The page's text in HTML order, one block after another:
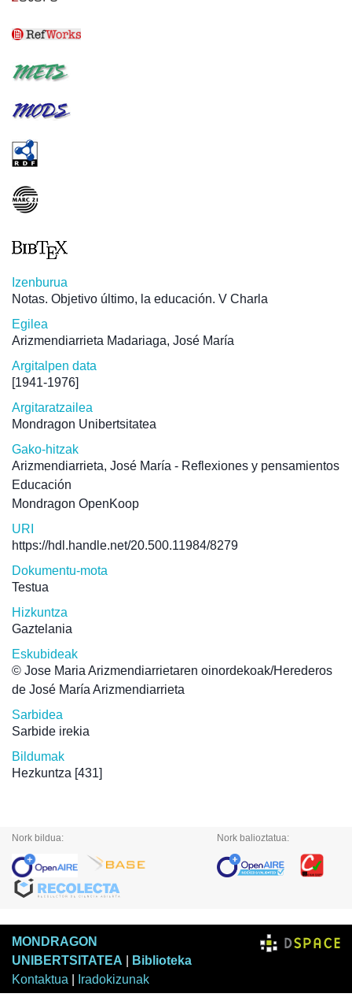
Izenburua
Notas. Objetivo último, la educación. V Charla
Egilea
Arizmendiarrieta Madariaga, José María
Argitalpen data
[1941-1976]
Argitaratzailea
Mondragon Unibertsitatea
Gako-hitzak
Arizmendiarrieta, José María - Reflexiones y pensamientos
Educación
Mondragon OpenKoop
URI
https://hdl.handle.net/20.500.11984/8279
Dokumentu-mota
Testua
Hizkuntza
Gaztelania
Eskubideak
© Jose Maria Arizmendiarrietaren oinordekoak/Herederos
de José María Arizmendiarrieta
Sarbidea
Sarbide irekia
Bildumak
Hezkuntza [431]
Nork bildua: Nork balioztatua:
MONDRAGON
UNIBERTSITATEA
Biblioteka
Kontaktua
Iradokizunak